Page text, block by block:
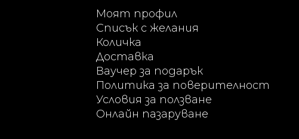
Моят профил
Списък с желания
Количка
Доставка
Ваучер за подарък
Политика за поверителност
Условия за ползване
Онлайн пазаруване